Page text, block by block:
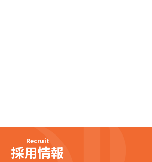
Recruit
採用情報